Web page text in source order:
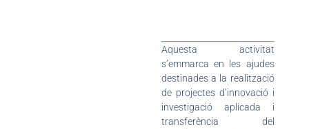
Aquesta activitat
s’emmarca en les ajudes
destinades a la realització
de projectes d’innovació i
investigació aplicada i
transferència del